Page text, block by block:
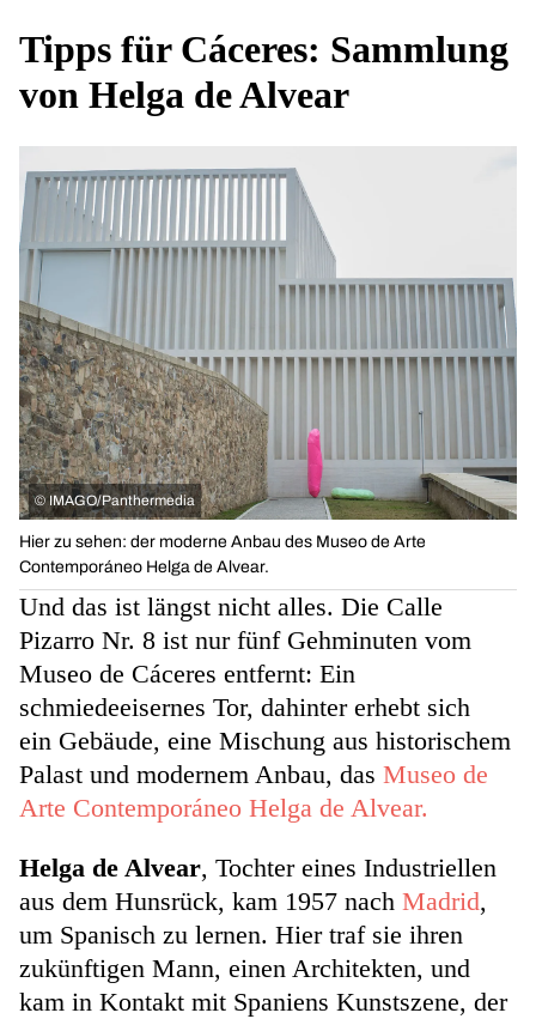
Tipps für Cáceres: Sammlung
von Helga de Alvear
© IMAGO/Panthermedia
Hier zu sehen: der moderne Anbau des Museo de Arte
Contemporáneo Helga de Alvear.
Und das ist längst nicht alles. Die Calle
Pizarro Nr. 8 ist nur fünf Gehminuten vom
Museo de Cáceres entfernt: Ein
schmiedeeisernes Tor, dahinter erhebt sich
ein Gebäude, eine Mischung aus historischem
Palast und modernem Anbau, das Museo de
Arte Contemporáneo Helga de Alvear.
Helga de Alvear, Tochter eines Industriellen
aus dem Hunsrück, kam 1957 nach Madrid,
um Spanisch zu lernen. Hier traf sie ihren
zukünftigen Mann, einen Architekten, und
kam in Kontakt mit Spaniens Kunstszene, der